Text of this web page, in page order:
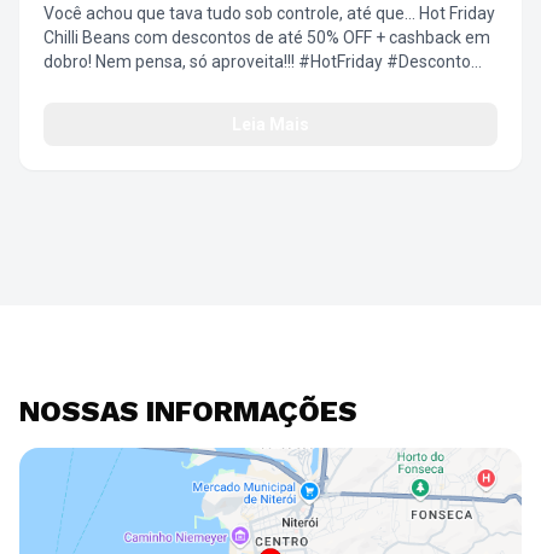
Você achou que tava tudo sob controle, até que… Hot Friday
Chilli Beans com descontos de até 50% OFF + cashback em
dobro! Nem pensa, só aproveita!!! #HotFriday #Desconto
NOSSAS INFORMAÇÕES